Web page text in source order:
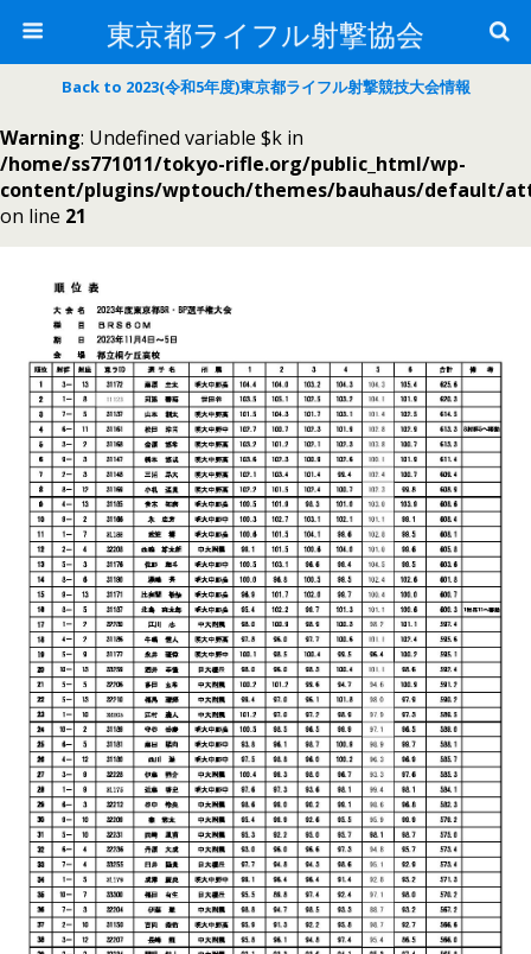
東京都ライフル射撃協会
Back to 2023(令和5年度)東京都ライフル射撃競技大会情報
Warning: Undefined variable $k in
/home/ss771011/tokyo-rifle.org/public_html/wp-
content/plugins/wptouch/themes/bauhaus/default/
on line 21